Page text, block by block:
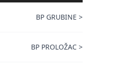
BP GRUBINE >
BP PROLOŽAC >